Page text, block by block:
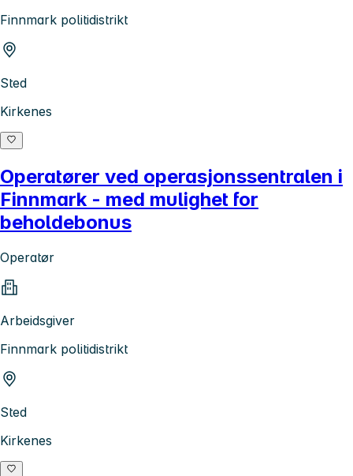
Finnmark politidistrikt
Sted
Kirkenes
Operatører ved operasjonssentralen i
Finnmark - med mulighet for
beholdebonus
Operatør
Arbeidsgiver
Finnmark politidistrikt
Sted
Kirkenes